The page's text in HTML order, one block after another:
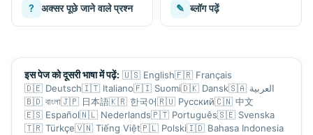
? अक्सर पूछे जाने वाले प्रश्न ✎ ब्लॉग पढ़ें
इस पेज को दूसरी भाषा में पढ़ें: 🇺🇸 English🇫🇷 Français
🇩🇪 Deutsch🇮🇹 Italiano🇫🇮 Suomi🇩🇰 Dansk🇸🇦 العربية
🇧🇩 বাংলা🇯🇵 日本語🇰🇷 한국어🇷🇺 Русский🇨🇳 中文
🇪🇸 Español🇳🇱 Nederlands🇵🇹 Português🇸🇪 Svenska
🇹🇷 Türkçe🇻🇳 Tiếng Việt🇵🇱 Polski🇮🇩 Bahasa Indonesia